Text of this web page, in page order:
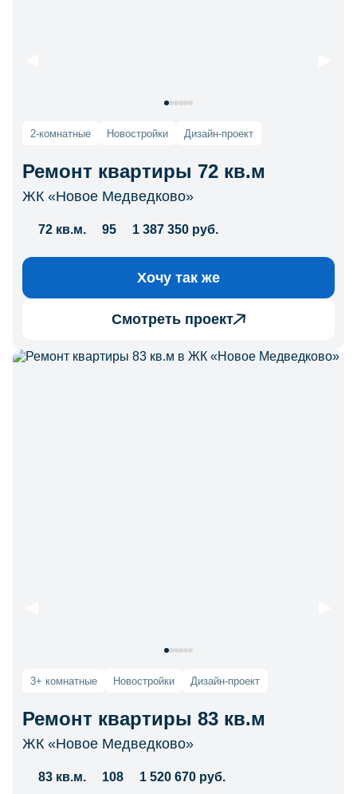
2-комнатные Новостройки Дизайн-проект
Ремонт квартиры 72 кв.м
ЖК «Новое Медведково»
72 кв.м. 95 1 387 350 руб.
Хочу так же
Смотреть проект
3+ комнатные Новостройки Дизайн-проект
Ремонт квартиры 83 кв.м
ЖК «Новое Медведково»
83 кв.м. 108 1 520 670 руб.